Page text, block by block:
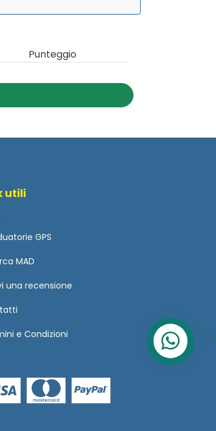
Punteggio
utili
GPS
MAD
una recensione
e Condizioni